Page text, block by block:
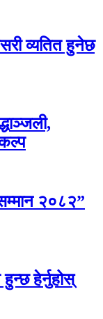
व्यतित हुनेछ
२०८२”
हेर्नुहोस्